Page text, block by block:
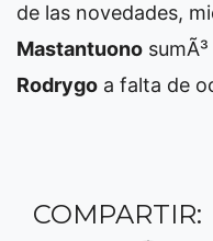
de las novedades,
Mastantuono
Rodrygo a falta de
COMPARTIR: